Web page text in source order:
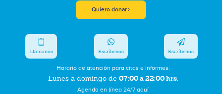
Quiero donar
Horario de atención para citas e informes:
Lunes a domingo de 07:00 a 22:00 hrs.
Agenda en línea 24/7 aquí
Llámanos Escríbenos Escríbenos